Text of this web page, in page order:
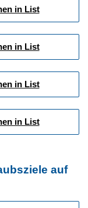
in List
in List
in List
in List
auf